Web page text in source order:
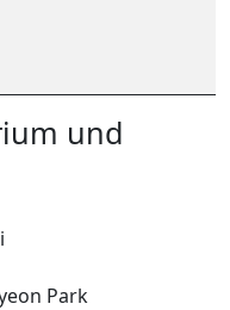
und
Park